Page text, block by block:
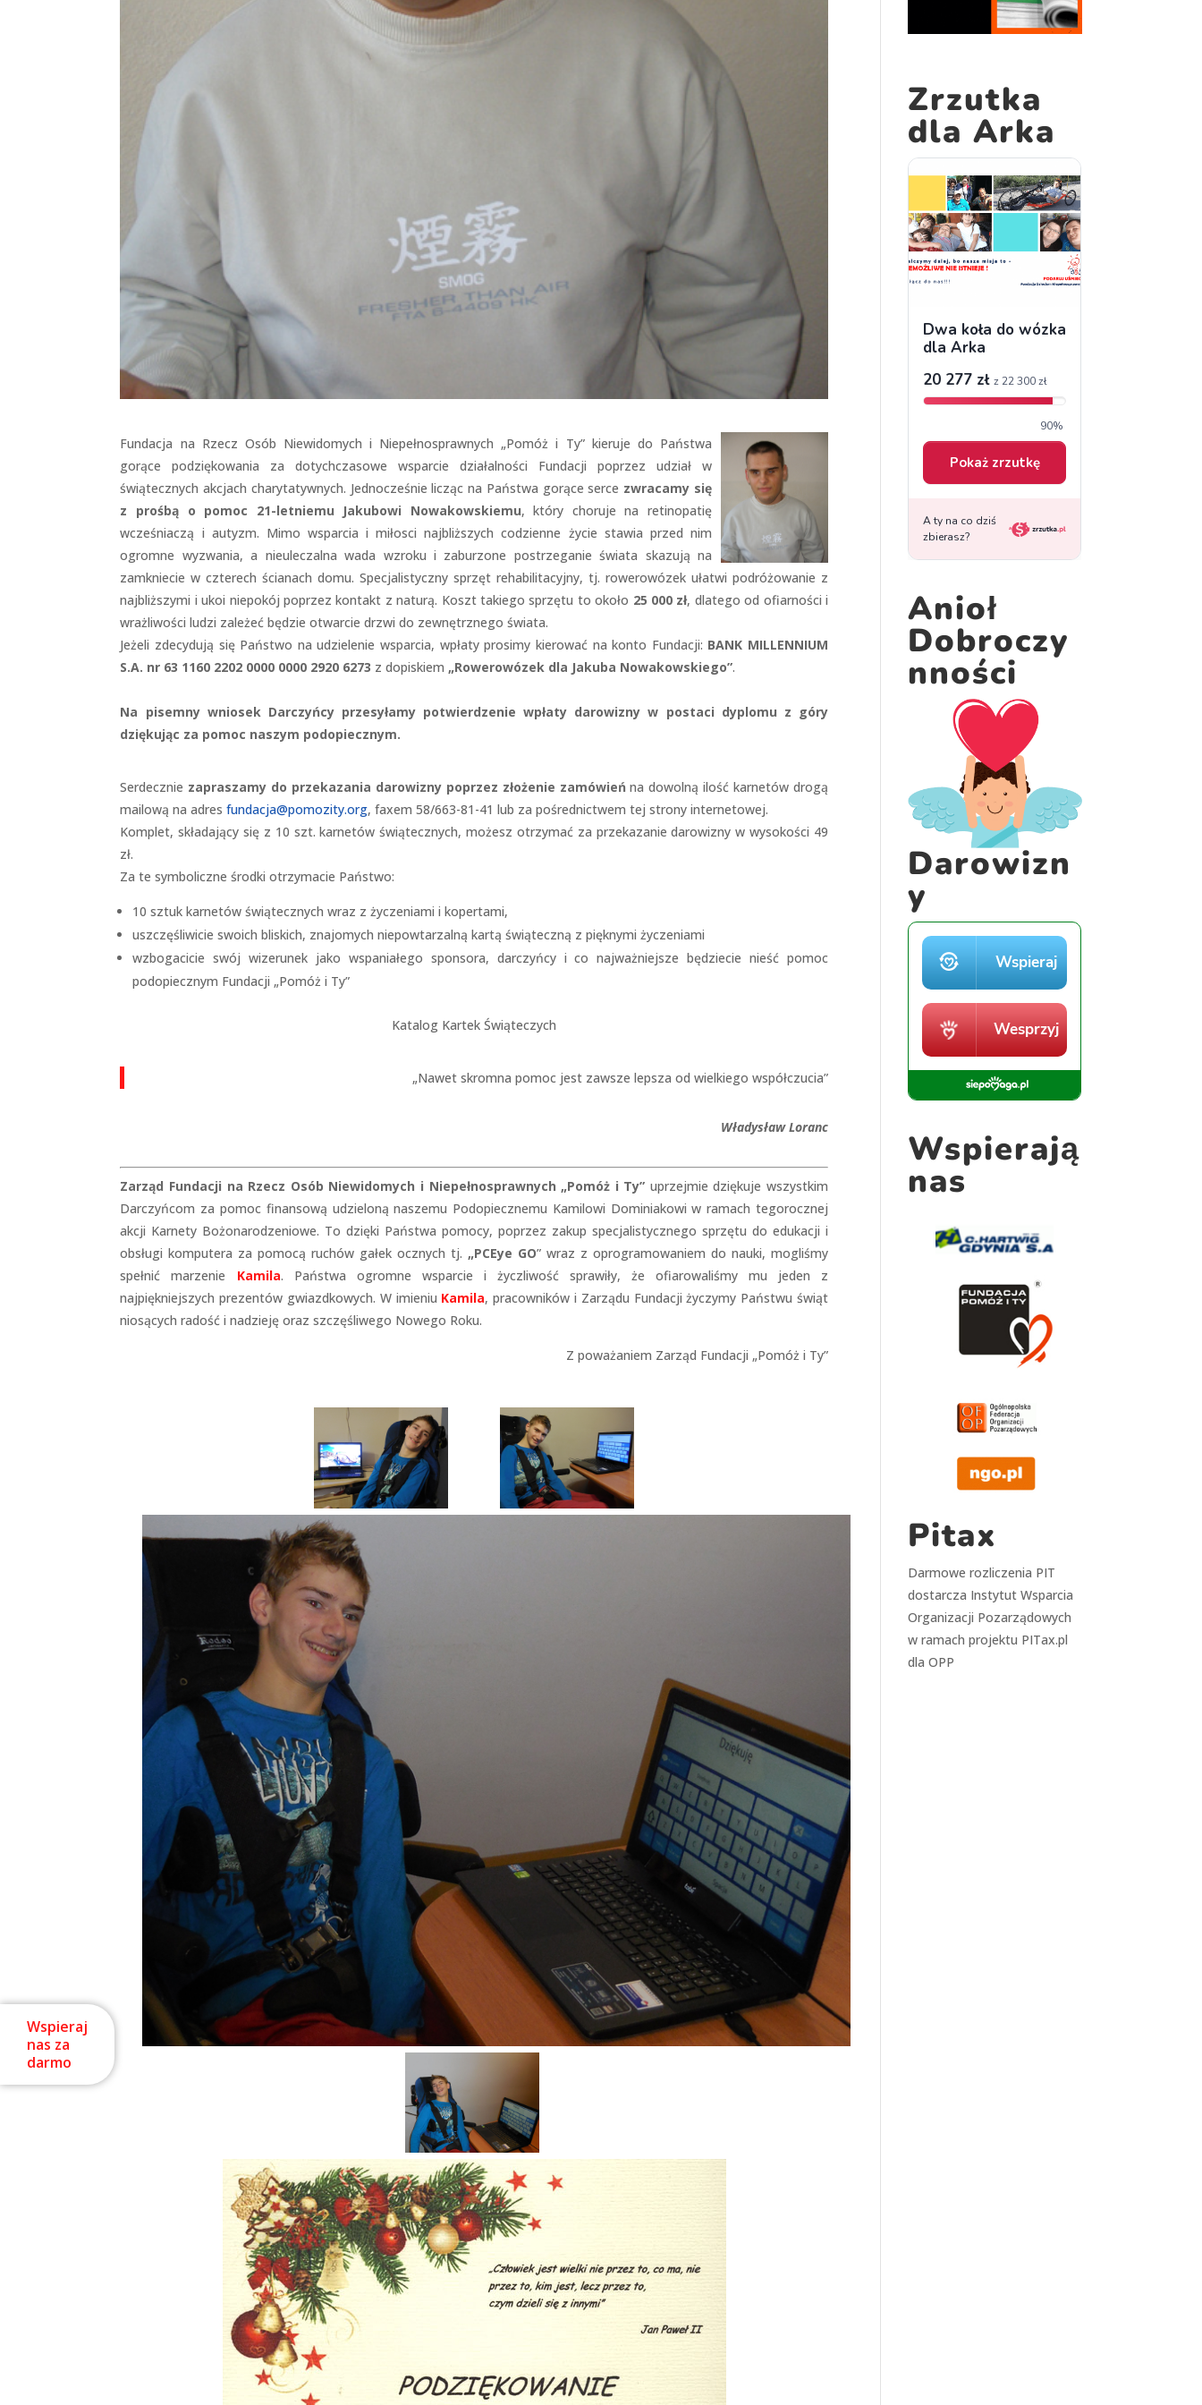
Fundacja na Rzecz Osób Niewidomych i Niepełnosprawnych „Pomóż i Ty” kieruje do Państwa
gorące podziękowania za dotychczasowe wsparcie działalności Fundacji poprzez udział w
świątecznych akcjach charytatywnych. Jednocześnie licząc na Państwa gorące serce zwracamy się
z prośbą o pomoc 21-letniemu Jakubowi Nowakowskiemu, który choruje na retinopatię
wcześniaczą i autyzm. Mimo wsparcia i miłosci najbliższych codzienne życie stawia przed nim
ogromne wyzwania, a nieuleczalna wada wzroku i zaburzone postrzeganie świata skazują na
zamkniecie w czterech ścianach domu. Specjalistyczny sprzęt rehabilitacyjny, tj. rowerowózek ułatwi podróżowanie z
najbliższymi i ukoi niepokój poprzez kontakt z naturą. Koszt takiego sprzętu to około 25 000 zł, dlatego od ofiarności i
wrażliwości ludzi zależeć będzie otwarcie drzwi do zewnętrznego świata.
Jeżeli zdecydują się Państwo na udzielenie wsparcia, wpłaty prosimy kierować na konto Fundacji: BANK MILLENNIUM
S.A. nr 63 1160 2202 0000 0000 2920 6273 z dopiskiem „Rowerowózek dla Jakuba Nowakowskiego”.
Na pisemny wniosek Darczyńcy przesyłamy potwierdzenie wpłaty darowizny w postaci dyplomu z góry
dziękując za pomoc naszym podopiecznym.
Serdecznie zapraszamy do przekazania darowizny poprzez złożenie zamówieńna dowolną ilość karnetów drogą
mailową na adresfundacja@pomozity.org, faxem 58/663-81-41 lub za pośrednictwem tej strony internetowej.
Komplet, składający się z 10 szt. karnetów świątecznych, możesz otrzymać za przekazanie darowizny w wysokości 49
zł.
Za te symboliczne środki otrzymacie Państwo:
10 sztuk karnetów świątecznych wraz z życzeniami i kopertami,
uszczęśliwicie swoich bliskich, znajomych niepowtarzalną kartą świąteczną z pięknymi życzeniami
wzbogacicie swój wizerunek jako wspaniałego sponsora, darczyńcy i co najważniejsze będziecie nieść pomoc
podopiecznym Fundacji „Pomóż i Ty”
Katalog Kartek Świąteczych
„Nawet skromna pomoc jest zawsze lepsza od wielkiego współczucia”
Władysław Loranc
Zarząd Fundacji na Rzecz Osób Niewidomych i Niepełnosprawnych „Pomóż i Ty” uprzejmie dziękuje wszystkim
Darczyńcom za pomoc finansową udzieloną naszemu Podopiecznemu Kamilowi Dominiakowi w ramach tegorocznej
akcji Karnety Bożonarodzeniowe. To dzięki Państwa pomocy, poprzez zakup specjalistycznego sprzętu do edukacji i
obsługi komputera za pomocą ruchów gałek ocznych tj. „PCEye GO” wraz z oprogramowaniem do nauki, mogliśmy
spełnić marzenie Kamila. Państwa ogromne wsparcie i życzliwość sprawiły, że ofiarowaliśmy mu jeden z
najpiękniejszych prezentów gwiazdkowych. W imieniu Kamila, pracowników i Zarządu Fundacji życzymy Państwu świąt
niosących radość i nadzieję oraz szczęśliwego Nowego Roku.
Z poważaniem Zarząd Fundacji „Pomóż i Ty”
Zrzutka
dla Arka
Anioł
Dobroczy
nności
Darowizn
y
Wspierają
nas
Pitax
Darmowe rozliczenia PIT
dostarcza Instytut Wsparcia
Organizacji Pozarządowych
w ramach projektu PITax.pl
dla OPP
internetowej,
na podstawie
tego, jak strona
podczas twojego
przejścia na nią.
Jeśli odrzucisz
te pliki cookie,
niektóre funkcje
znikną ze strony
internetowej.
Marketing
Udostępniając
swoje
zachowania
odwiedzania naszej
strony, zwiększasz
szansę na
zobaczenie
spersonalizowanych
treści i ofert.
Wspieraj
nas za
darmo